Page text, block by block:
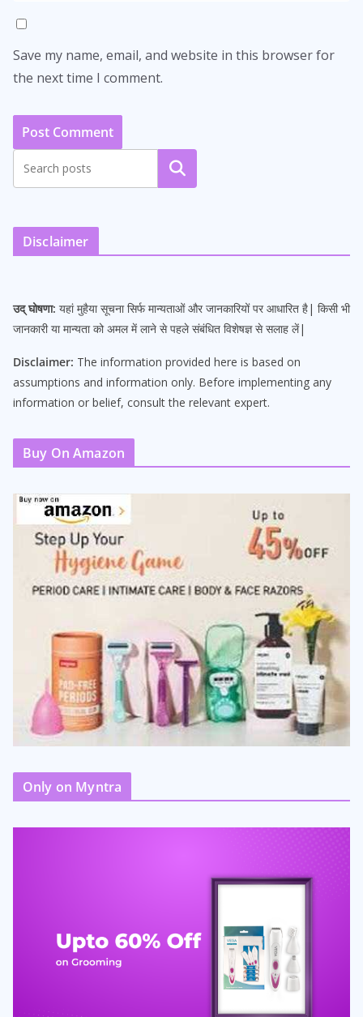
Save my name, email, and website in this browser for
the next time I comment.
Search
Disclaimer
उद् घोषणा: यहां मुहैया सूचना सिर्फ मान्यताओं और जानकारियों पर आधारित है| किसी भी
जानकारी या मान्यता को अमल में लाने से पहले संबंधित विशेषज्ञ से सलाह लें|
Disclaimer: The information provided here is based on
assumptions and information only. Before implementing any
information or belief, consult the relevant expert.
Buy On Amazon
Only on Myntra